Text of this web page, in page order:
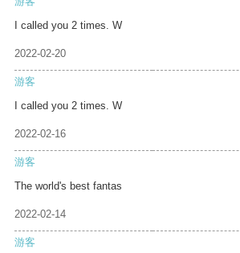
I called you 2 times. W
2022-02-20
游客
I called you 2 times. W
2022-02-16
游客
The world's best fantas
2022-02-14
游客